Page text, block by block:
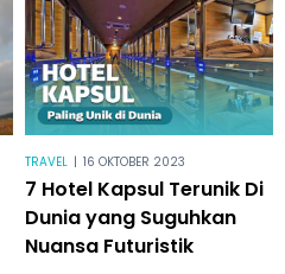
TRAVEL | 16 OKTOBER 2023
7 Hotel Kapsul Terunik Di
Dunia yang Suguhkan
Nuansa Futuristik